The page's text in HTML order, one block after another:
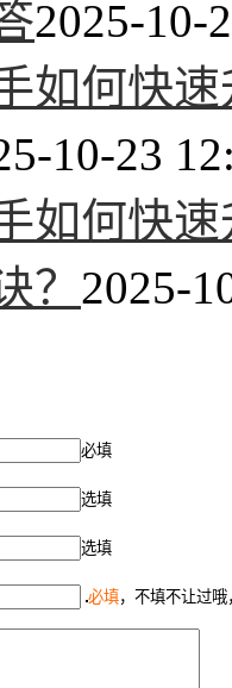
2025-10-
如何快
10-23
如何快
？ 2025-
必填
选填
选填
必填，不填不让过